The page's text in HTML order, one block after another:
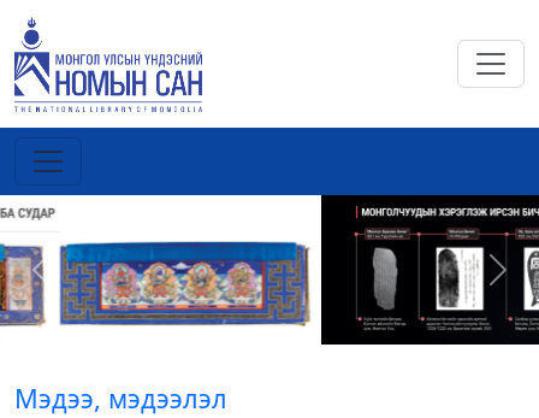
Previous Next
Мэдээ, мэдээлэл